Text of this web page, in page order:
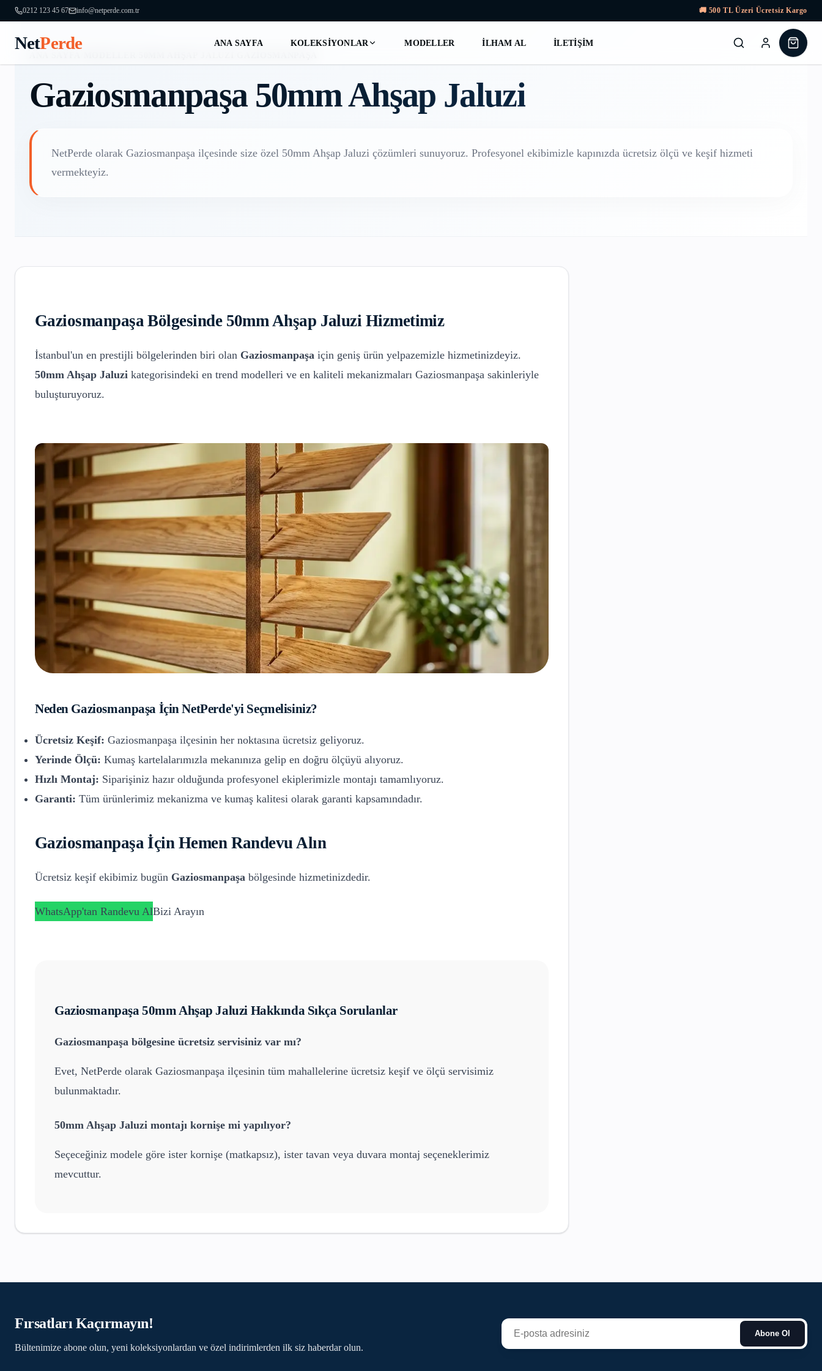
0212 123 45 67 info@netperde.com.tr 🚚 500 TL Üzeri Ücretsiz Kargo
NetPerde ANA SAYFA KOLEKSIYONLAR MODELLER İLHAM AL
İLETIŞIM
Gaziosmanpaşa 50mm Ahşap Jaluzi
NetPerde olarak Gaziosmanpaşa ilçesinde size özel 50mm Ahşap Jaluzi çözümleri sunuyoruz. Profesyonel ekibimizle kapınızda ücretsiz ölçü ve keşif hizmeti
vermekteyiz.
GaziosmanpaşaBölgesinde 50mm Ahşap JaluziHizmetimiz
İstanbul'un en prestijli bölgelerinden biri olan Gaziosmanpaşa için geniş ürün yelpazemizle hizmetinizdeyiz.
50mm Ahşap Jaluzi kategorisindeki en trend modelleri ve en kaliteli mekanizmaları Gaziosmanpaşa sakinleriyle
buluşturuyoruz.
Neden Gaziosmanpaşa İçin NetPerde'yi Seçmelisiniz?
Ücretsiz Keşif: Gaziosmanpaşa ilçesinin her noktasına ücretsiz geliyoruz.
Yerinde Ölçü: Kumaş kartelalarımızla mekanınıza gelip en doğru ölçüyü alıyoruz.
Hızlı Montaj: Siparişiniz hazır olduğunda profesyonel ekiplerimizle montajı tamamlıyoruz.
Garanti: Tüm ürünlerimiz mekanizma ve kumaş kalitesi olarak garanti kapsamındadır.
Gaziosmanpaşaİçin Hemen Randevu Alın
Ücretsiz keşif ekibimiz bugün Gaziosmanpaşa bölgesinde hizmetinizdedir.
WhatsApp'tan Randevu AlBizi Arayın
Gaziosmanpaşa50mm Ahşap JaluziHakkında Sıkça Sorulanlar
Gaziosmanpaşa bölgesine ücretsiz servisiniz var mı?
Evet, NetPerde olarak Gaziosmanpaşa ilçesinin tüm mahallelerine ücretsiz keşif ve ölçü servisimiz
bulunmaktadır.
50mm Ahşap Jaluzi montajı kornişe mi yapılıyor?
Seçeceğiniz modele göre ister kornişe (matkapsız), ister tavan veya duvara montaj seçeneklerimiz
mevcuttur.
Fırsatları Kaçırmayın!
Bültenimize abone olun, yeni koleksiyonlardan ve özel indirimlerden ilk siz haberdar olun.
Abone Ol